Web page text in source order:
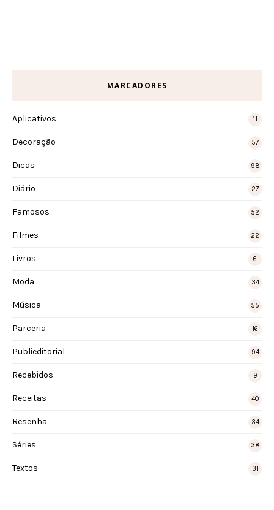
MARCADORES
Aplicativos 11
Decoração 57
Dicas 98
Diário 27
Famosos 52
Filmes 22
Livros 6
Moda 34
Música 55
Parceria 16
Publieditorial 94
Recebidos 9
Receitas 40
Resenha 34
Séries 38
Textos 31